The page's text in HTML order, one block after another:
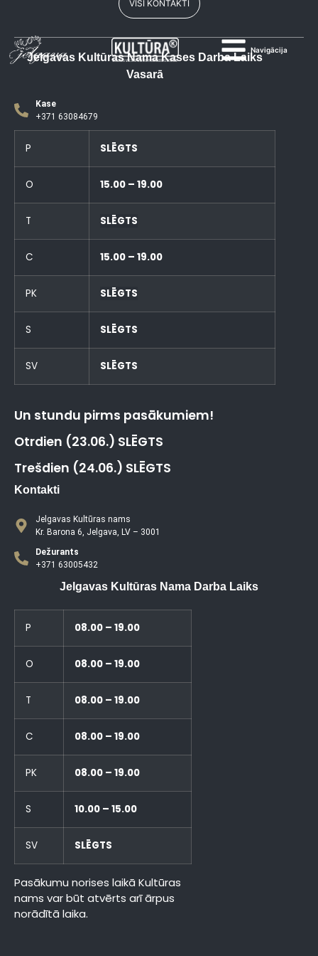
Navigācija
VISI KONTAKTI
Jelgavas Kultūras Nama Kases Darba Laiks
Vasarā
Kase
+371 63084679
P SLĒGTS
O 15.00 – 19.00
T SLĒGTS
C 15.00 – 19.00
PK SLĒGTS
S SLĒGTS
SV SLĒGTS
Un stundu pirms pasākumiem!
Otrdien (23.06.) SLĒGTS
Trešdien (24.06.) SLĒGTS
Kontakti
Jelgavas Kultūras nams
Kr. Barona 6, Jelgava, LV – 3001
Dežurants
+371 63005432
Jelgavas Kultūras Nama Darba Laiks
P 08.00 – 19.00
O 08.00 – 19.00
T 08.00 – 19.00
C 08.00 – 19.00
PK 08.00 – 19.00
S 10.00 – 15.00
SV SLĒGTS
Pasākumu norises laikā Kultūras
nams var būt atvērts arī ārpus
norādītā laika.